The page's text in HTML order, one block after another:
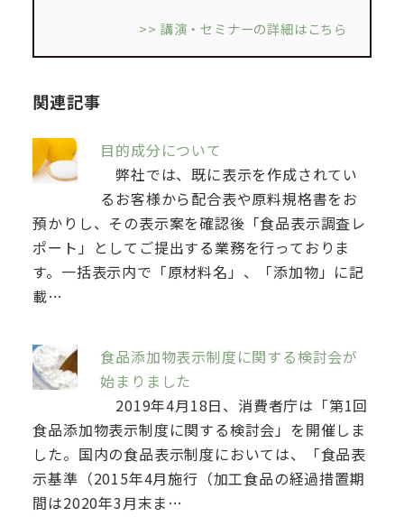
>> 講演・セミナーの詳細はこちら
関連記事
目的成分について
弊社では、既に表示を作成されてい
るお客様から配合表や原料規格書をお
預かりし、その表示案を確認後「食品表示調査レ
ポート」としてご提出する業務を行っておりま
す。一括表示内で「原材料名」、「添加物」に記
載…
食品添加物表示制度に関する検討会が
始まりました
2019年4月18日、消費者庁は「第1回
食品添加物表示制度に関する検討会」を開催しま
した。国内の食品表示制度においては、「食品表
示基準（2015年4月施行（加工食品の経過措置期
間は2020年3月末ま…